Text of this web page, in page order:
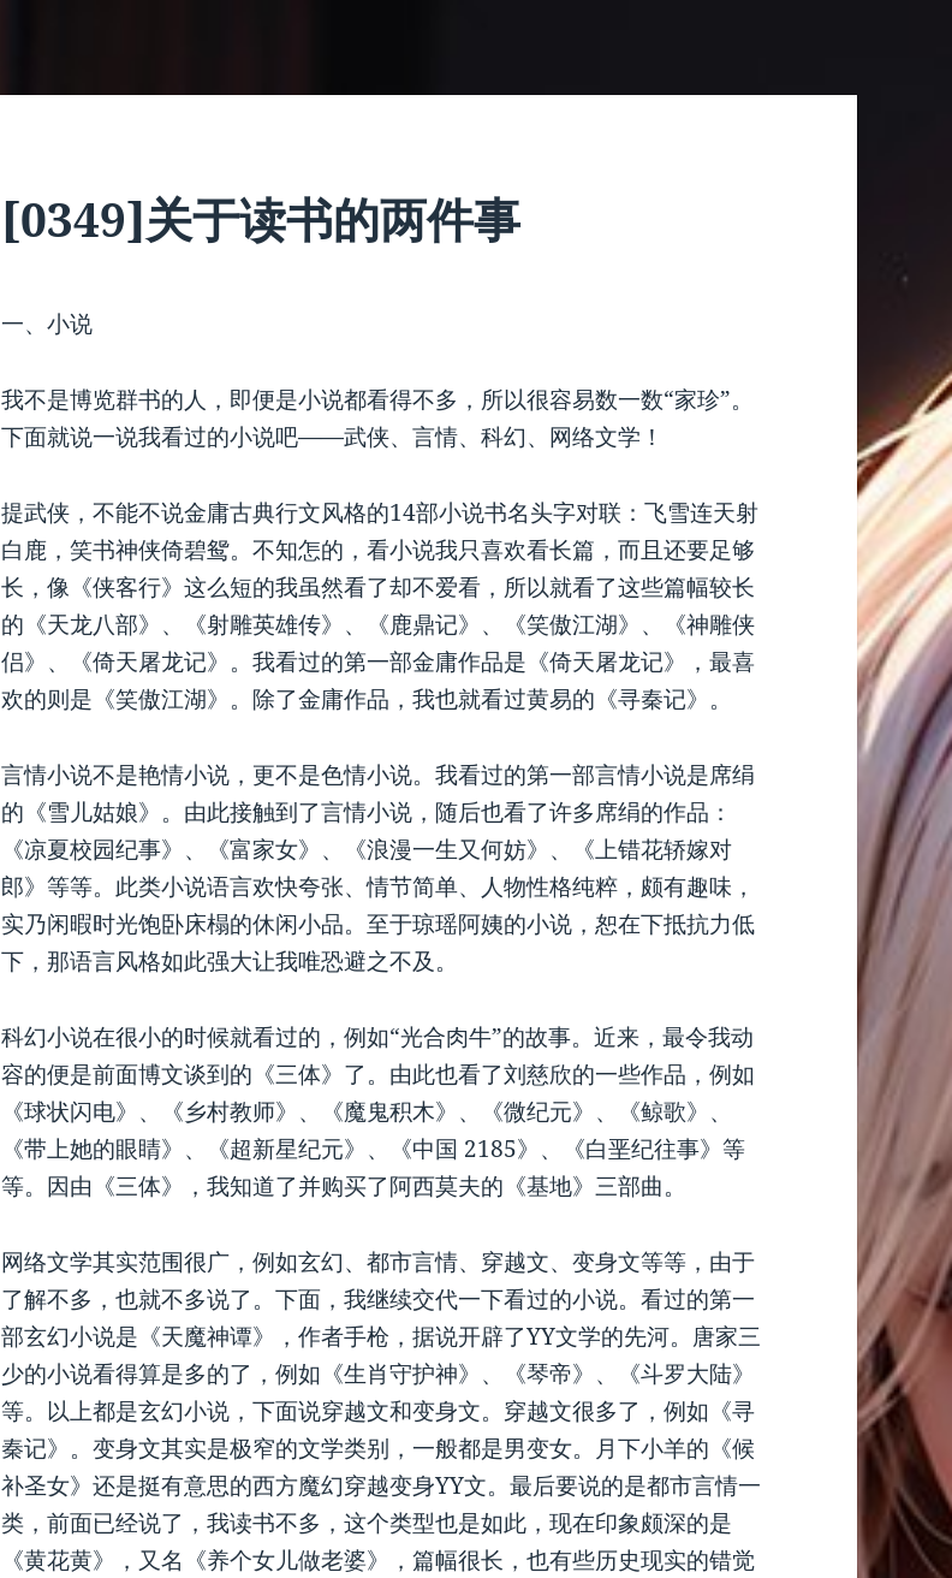
[0349]关于读书的两件事
一、小说
我不是博览群书的人，即便是小说都看得不多，所以很容易数一数“家珍”。
下面就说一说我看过的小说吧——武侠、言情、科幻、网络文学！
提武侠，不能不说金庸古典行文风格的14部小说书名头字对联：飞雪连天射
白鹿，笑书神侠倚碧鸳。不知怎的，看小说我只喜欢看长篇，而且还要足够
长，像《侠客行》这么短的我虽然看了却不爱看，所以就看了这些篇幅较长
的《天龙八部》、《射雕英雄传》、《鹿鼎记》、《笑傲江湖》、《神雕侠
侣》、《倚天屠龙记》。我看过的第一部金庸作品是《倚天屠龙记》，最喜
欢的则是《笑傲江湖》。除了金庸作品，我也就看过黄易的《寻秦记》。
言情小说不是艳情小说，更不是色情小说。我看过的第一部言情小说是席绢
的《雪儿姑娘》。由此接触到了言情小说，随后也看了许多席绢的作品：
《凉夏校园纪事》、《富家女》、《浪漫一生又何妨》、《上错花轿嫁对
郎》等等。此类小说语言欢快夸张、情节简单、人物性格纯粹，颇有趣味，
实乃闲暇时光饱卧床榻的休闲小品。至于琼瑶阿姨的小说，恕在下抵抗力低
下，那语言风格如此强大让我唯恐避之不及。
科幻小说在很小的时候就看过的，例如“光合肉牛”的故事。近来，最令我动
容的便是前面博文谈到的《三体》了。由此也看了刘慈欣的一些作品，例如
《球状闪电》、《乡村教师》、《魔鬼积木》、《微纪元》、《鲸歌》、
《带上她的眼睛》、《超新星纪元》、《中国 2185》、《白垩纪往事》等
等。因由《三体》，我知道了并购买了阿西莫夫的《基地》三部曲。
网络文学其实范围很广，例如玄幻、都市言情、穿越文、变身文等等，由于
了解不多，也就不多说了。下面，我继续交代一下看过的小说。看过的第一
部玄幻小说是《天魔神谭》，作者手枪，据说开辟了YY文学的先河。唐家三
少的小说看得算是多的了，例如《生肖守护神》、《琴帝》、《斗罗大陆》
等。以上都是玄幻小说，下面说穿越文和变身文。穿越文很多了，例如《寻
秦记》。变身文其实是极窄的文学类别，一般都是男变女。月下小羊的《候
补圣女》还是挺有意思的西方魔幻穿越变身YY文。最后要说的是都市言情一
类，前面已经说了，我读书不多，这个类型也是如此，现在印象颇深的是
《黄花黄》，又名《养个女儿做老婆》，篇幅很长，也有些历史现实的错觉